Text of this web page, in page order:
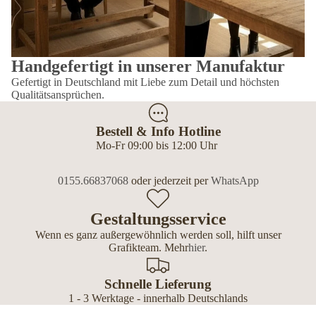
Handgefertigt in unserer Manufaktur
Gefertigt in Deutschland mit Liebe zum Detail und höchsten
Qualitätsansprüchen.
Bestell & Info Hotline
Mo-Fr 09:00 bis 12:00 Uhr
0155.66837068oder jederzeit perWhatsApp
Gestaltungsservice
Wenn es ganz außergewöhnlich werden soll, hilft unser
Grafikteam. Mehrhier.
Schnelle Lieferung
1 - 3 Werktage - innerhalb Deutschlands